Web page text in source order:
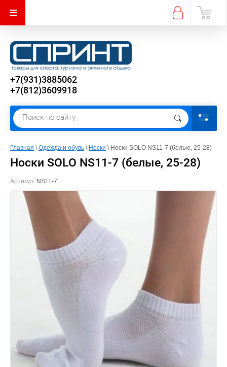
+7(931)3885062
+7(812)3609918
Главная \ Одежда и обувь \ Носки \ Носки SOLO NS11-7 (белые, 25-28)
Носки SOLO NS11-7 (белые, 25-28)
Артикул: NS11-7